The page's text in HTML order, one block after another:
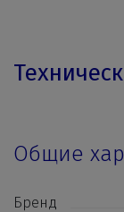
Общие
Бренд